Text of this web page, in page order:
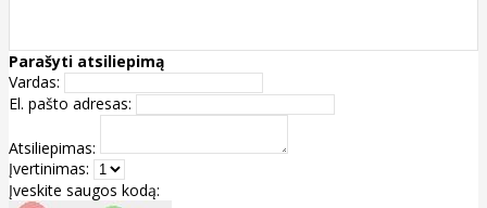
Parašyti atsiliepimą
Vardas:
El. pašto adresas:
Atsiliepimas:
Įvertinimas:
Įveskite saugos kodą: